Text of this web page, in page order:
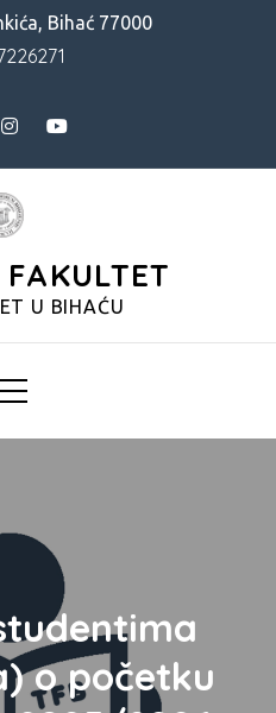
Bihać 77000
U BIHAĆU
o početku